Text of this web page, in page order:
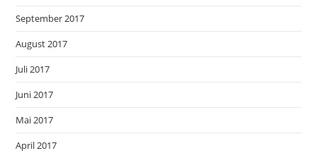
September 2017
August 2017
Juli 2017
Juni 2017
Mai 2017
April 2017